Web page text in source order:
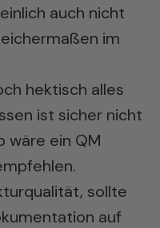
auch nicht
im
hektisch alles
ist sicher nicht
wäre ein QM
sollte
auf